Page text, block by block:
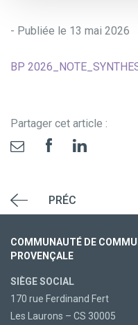
- Publiée le 13 mai 2026
BP
Partager cet article :
PRÉC
COMMUNAUTÉ DE
PROVENÇALE
SIÈGE SOCIAL
170 rue Ferdinand Fert
Les Laurons – CS 30005